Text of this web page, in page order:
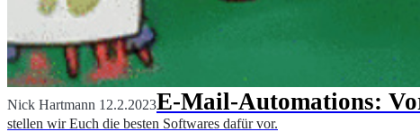
Nick Hartmann 12.2.2023E-Mail-Automations:
stellen wir Euch die besten Softwares dafür vor.